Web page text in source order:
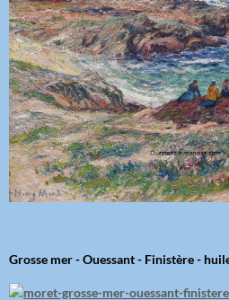
Grosse mer - Ouessant - Finistère -